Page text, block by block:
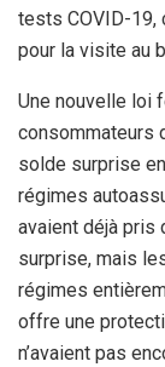
tests COVID-19,
pour la visite au
Une nouvelle loi
consommateurs
solde surprise
régimes
avaient déjà pris
surprise, mais
régimes
offre une
n’avaient pas